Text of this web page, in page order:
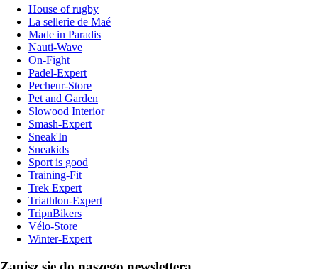
House of rugby
La sellerie de Maé
Made in Paradis
Nauti-Wave
On-Fight
Padel-Expert
Pecheur-Store
Pet and Garden
Slowood Interior
Smash-Expert
Sneak'In
Sneakids
Sport is good
Training-Fit
Trek Expert
Triathlon-Expert
TripnBikers
Vélo-Store
Winter-Expert